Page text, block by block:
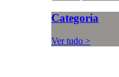
Categoria
Ver tudo >